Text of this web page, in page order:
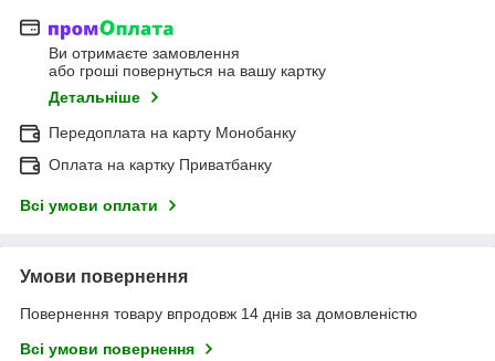
Ви отримаєте замовлення
або гроші повернуться на вашу картку
Детальніше
Передоплата на карту Монобанку
Оплата на картку Приватбанку
Всі умови оплати
Умови повернення
Повернення товару впродовж 14 днів за домовленістю
Всі умови повернення